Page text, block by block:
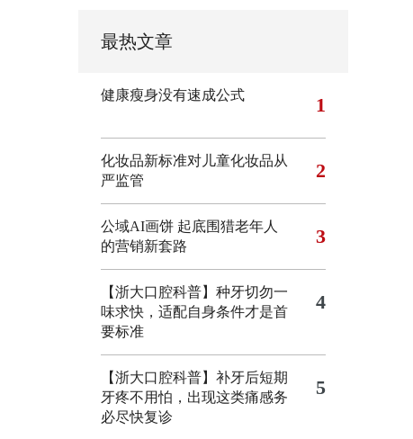
最热文章
健康瘦身没有速成公式 1
化妆品新标准对儿童化妆品从
严监管
2
公域AI画饼 起底围猎老年人
的营销新套路
3
【浙大口腔科普】种牙切勿一
味求快，适配自身条件才是首
要标准
4
【浙大口腔科普】补牙后短期
牙疼不用怕，出现这类痛感务
必尽快复诊
5